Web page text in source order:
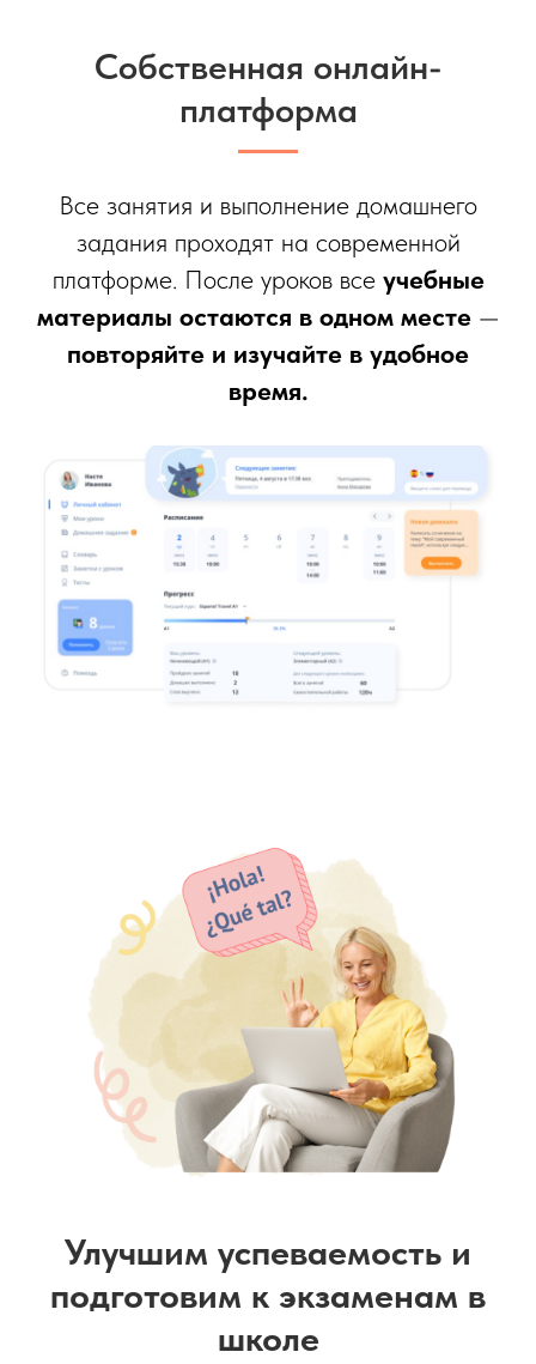
Собственная онлайн-
платформа
Все занятия и выполнение домашнего
задания проходят на современной
платформе. После уроков все учебные
материалы остаются в одном месте —
повторяйте и изучайте в удобное
время.
Улучшим успеваемость и
подготовим к экзаменам в
школе